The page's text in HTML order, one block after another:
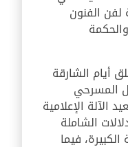
الفنون
أيام الشارقة
المسرحي
الآلة الإعلامية
الشاملة
الكبيرة، فيما